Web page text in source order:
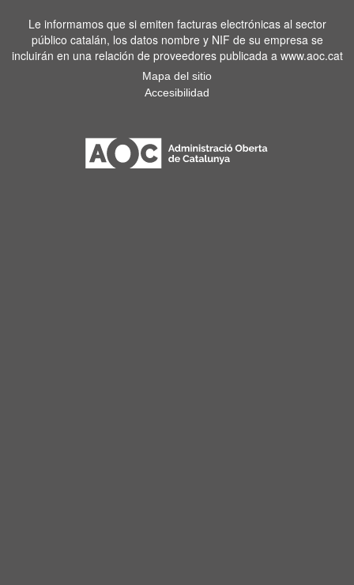
Le informamos que si emiten facturas electrónicas al sector
público catalán, los datos nombre y NIF de su empresa se
incluirán en una relación de proveedores publicada a www.aoc.cat
Mapa del sitio
Accesibilidad